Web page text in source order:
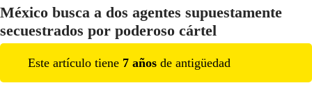
México busca a dos agentes supuestamente
secuestrados por poderoso cártel
Este artículo tiene 7 años de antigüedad